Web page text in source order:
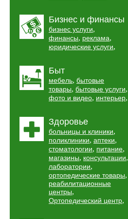
Бизнес и финансы
бизнес услуги,
финансы, реклама,
юридические услуги,
Быт
мебель, бытовые
товары, бытовые услуги,
фото и видео, интерьер,
Здоровье
больницы и клиники,
поликлиники, аптеки,
стоматологии, питание,
магазины, консультации,
лаборатории,
ортопедические товары,
реабилитационные
центры,
Ортопедический центр,